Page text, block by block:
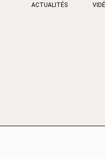
ACTUALITÉS